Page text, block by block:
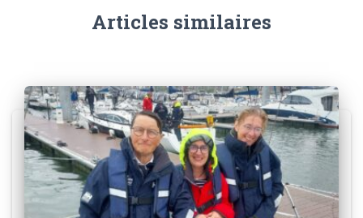
Articles similaires